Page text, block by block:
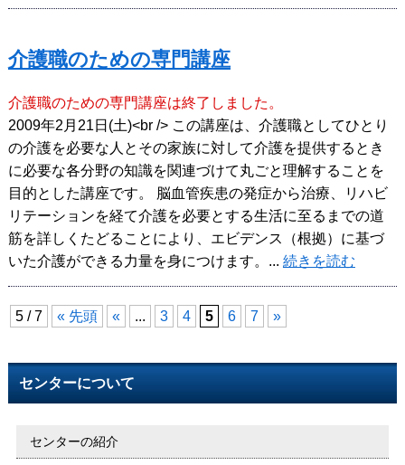
介護職のための専門講座
介護職のための専門講座は終了しました。
2009年2月21日(土)<br /> この講座は、介護職としてひとり
の介護を必要な人とその家族に対して介護を提供するとき
に必要な各分野の知識を関連づけて丸ごと理解することを
目的とした講座です。 脳血管疾患の発症から治療、リハビ
リテーションを経て介護を必要とする生活に至るまでの道
筋を詳しくたどることにより、エビデンス（根拠）に基づ
いた介護ができる力量を身につけます。... 続きを読む
5 / 7 « 先頭 « ... 3 4 5 6 7 »
センターについて
センターの紹介